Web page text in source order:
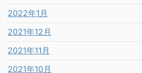
2022年1月
2021年12月
2021年11月
2021年10月